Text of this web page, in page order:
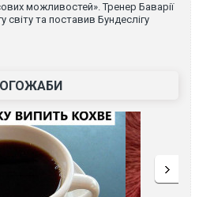
можливостей». Тренер Баварії
світу та поставив Бундеслігу